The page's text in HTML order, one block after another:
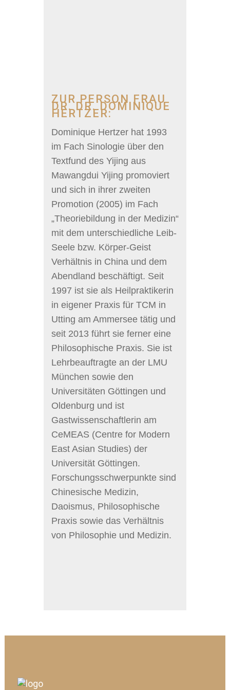
ZUR PERSON FRAU
DR. DR. DOMINIQUE
HERTZER:
Dominique Hertzer hat 1993
im Fach Sinologie über den
Textfund des Yijing aus
Mawangdui Yijing promoviert
und sich in ihrer zweiten
Promotion (2005) im Fach
„Theoriebildung in der Medizin“
mit dem unterschiedliche Leib-
Seele bzw. Körper-Geist
Verhältnis in China und dem
Abendland beschäftigt. Seit
1997 ist sie als Heilpraktikerin
in eigener Praxis für TCM in
Utting am Ammersee tätig und
seit 2013 führt sie ferner eine
Philosophische Praxis. Sie ist
Lehrbeauftragte an der LMU
München sowie den
Universitäten Göttingen und
Oldenburg und ist
Gastwissenschaftlerin am
CeMEAS (Centre for Modern
East Asian Studies) der
Universität Göttingen.
Forschungsschwerpunkte sind
Chinesische Medizin,
Daoismus, Philosophische
Praxis sowie das Verhältnis
von Philosophie und Medizin.